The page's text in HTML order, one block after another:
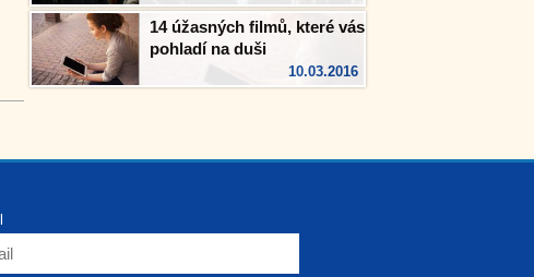
14 úžasných filmů, které vás
pohladí na duši
10.03.2016